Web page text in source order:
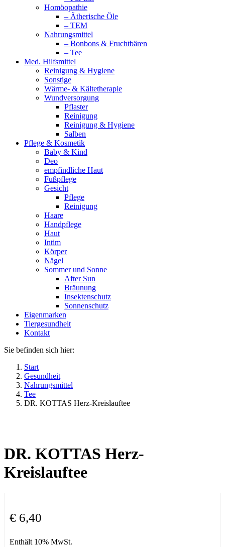
Homöopathie
– Ätherische Öle
– TEM
Nahrungsmittel
– Bonbons & Fruchtbären
– Tee
Med. Hilfsmittel
Reinigung & Hygiene
Sonstige
Wärme- & Kältetherapie
Wundversorgung
Pflaster
Reinigung
Reinigung & Hygiene
Salben
Pflege & Kosmetik
Baby & Kind
Deo
empfindliche Haut
Fußpflege
Gesicht
Pflege
Reinigung
Haare
Handpflege
Haut
Intim
Körper
Nägel
Sommer und Sonne
After Sun
Bräunung
Insektenschutz
Sonnenschutz
Eigenmarken
Tiergesundheit
Kontakt
Sie befinden sich hier:
Start
Gesundheit
Nahrungsmittel
Tee
DR. KOTTAS Herz-Kreislauftee
DR. KOTTAS Herz-
Kreislauftee
€ 6,40
Enthält 10% MwSt.